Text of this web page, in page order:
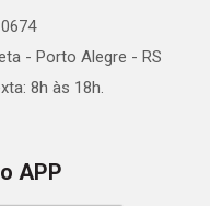
- Porto Alegre - RS
8h às 18h.
APP